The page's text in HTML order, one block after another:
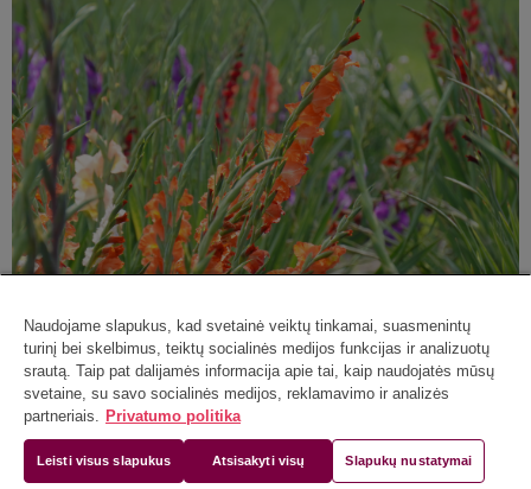
Naudojame slapukus, kad svetainė veiktų tinkamai, suasmenintų
turinį bei skelbimus, teiktų socialinės medijos funkcijas ir analizuotų
srautą. Taip pat dalijamės informacija apie tai, kaip naudojatės mūsų
svetaine, su savo socialinės medijos, reklamavimo ir analizės
partneriais. Privatumo politika
Leisti visus slapukus Atsisakyti visų Slapukų nustatymai